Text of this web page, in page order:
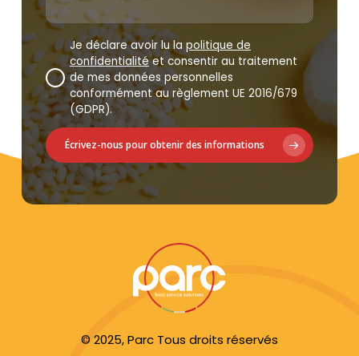
Je déclare avoir lu lapolitique de
confidentialitéet consentir au traitement
de mes données personnelles
conformément au règlement UE 2016/679
(GDPR).
Écrivez-nous pour obtenir des informations
© 2025, Parc Tous droits réservés